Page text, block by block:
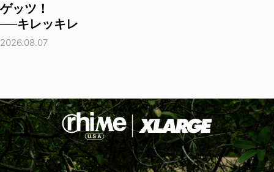
ゲッツ！
──キレッキレ
2026.08.07